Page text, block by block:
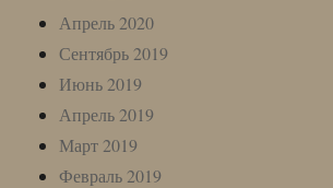
Апрель 2020
Сентябрь 2019
Июнь 2019
Апрель 2019
Март 2019
Февраль 2019